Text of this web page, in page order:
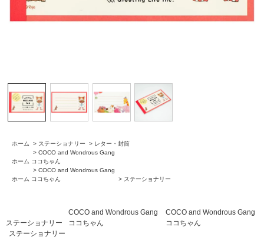
ホーム > ステーショナリー > レター・封筒
ホーム
> COCO and Wondrous Gang
ココちゃん
ホーム
> COCO and Wondrous Gang
ココちゃん
> ステーショナリー
ステーショナリー
COCO and Wondrous Gang
ココちゃん
COCO and Wondrous Gang
ココちゃん
ステーショナリー